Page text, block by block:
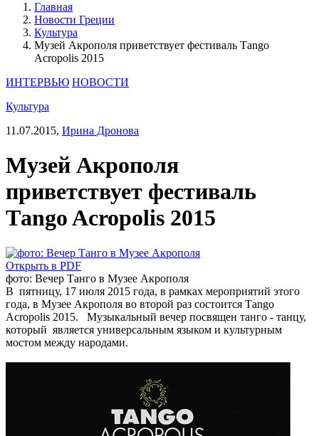
Главная
Новости Греции
Культура
Музей Акрополя приветствует фестиваль Τango
Acropolis 2015
ИНТЕРВЬЮ НОВОСТИ
Культура
11.07.2015, Ирина Дронова
Музей Акрополя
приветствует фестиваль
Τango Acropolis 2015
Открыть в PDF
фото: Вечер Танго в Музее Акрополя
В пятницу, 17 июля 2015 года, в рамках мероприятий этого
года, в Музее Акрополя во второй раз состоится Τango
Acropolis 2015. Музыкальный вечер посвящен танго - танцу,
который является универсальным языком и культурным
мостом между народами.